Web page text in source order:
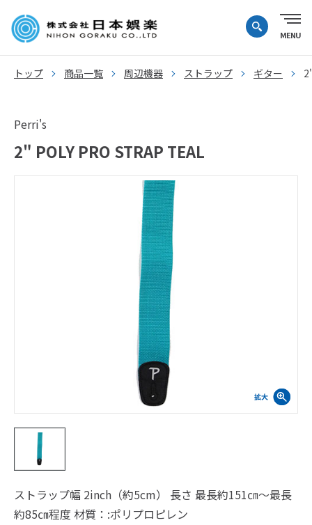
トップ 商品一覧 周辺機器 ストラップ ギター
Perri's
2" POLY PRO STRAP TEAL
ストラップ幅 2inch（約5cm） 長さ 最長約151㎝～最長
約85㎝程度 材質：:ポリプロピレン